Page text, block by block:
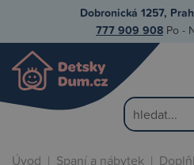
Dobronická 1257,
777 909 908 Po -
Úvod | Spaní a nábytek |